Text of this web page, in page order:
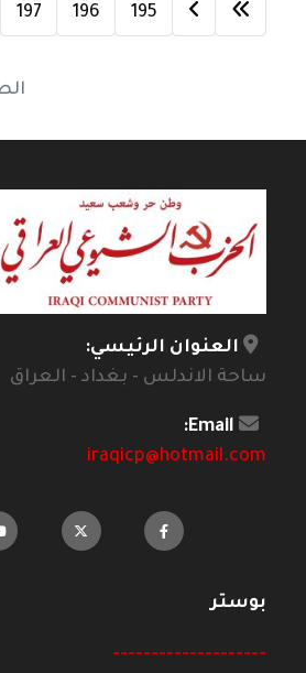
195
196
197
العنوان الرئيسي:
ساحة الاندلس - بغداد - العراق
Email:
iraqicp@hotmail.com
بوستر
--------------------